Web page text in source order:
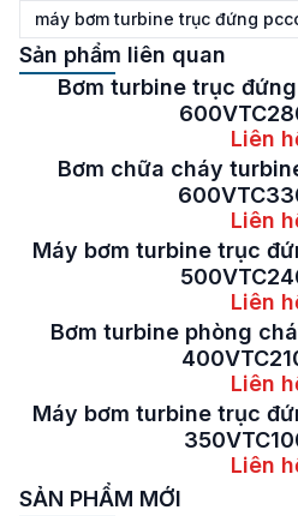
máy bơm turbine trục đứng
Sản phẩm liên quan
Bơm turbine trục
Liên
Bơm chữa cháy
Liên
Máy bơm turbine trục
Liên
Bơm turbine phòng
Liên
Máy bơm turbine trục
Liên
SẢN PHẨM MỚI